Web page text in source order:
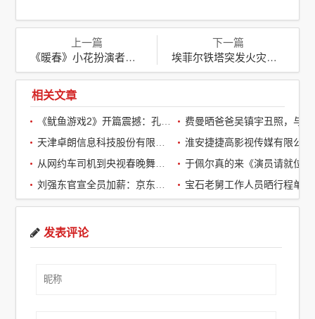
上一篇
《暖春》小花扮演者齐如意被浪漫求婚，童年记忆与幸福未来交织
下一篇
埃菲尔铁塔突发火灾，璀璨夜景瞬间变惊魂，游客紧急大撤离
相关文章
淮安捷捷高影视传媒有限公司
发表评论